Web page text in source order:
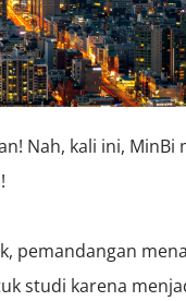
Nah, kali ini, MinBi
pemandangan
studi karena